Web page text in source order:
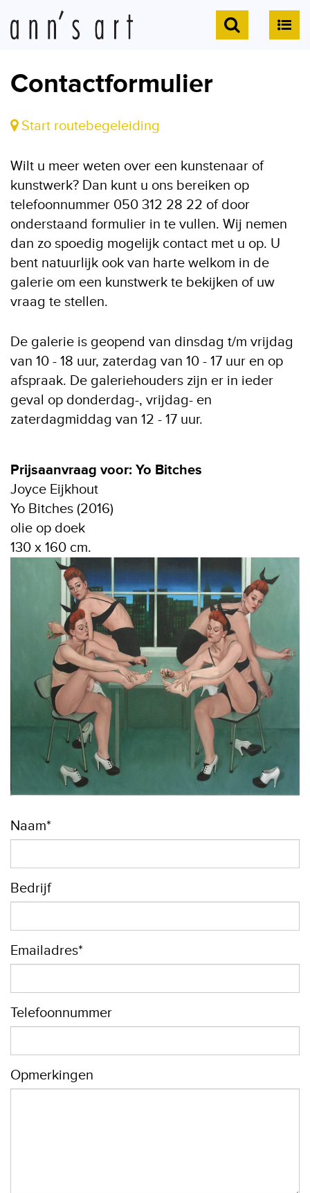
Contactformulier
Start routebegeleiding
Wilt u meer weten over een kunstenaar of
kunstwerk? Dan kunt u ons bereiken op
telefoonnummer 050 312 28 22 of door
onderstaand formulier in te vullen. Wij nemen
dan zo spoedig mogelijk contact met u op. U
bent natuurlijk ook van harte welkom in de
galerie om een kunstwerk te bekijken of uw
vraag te stellen.
De galerie is geopend van dinsdag t/m vrijdag
van 10 - 18 uur, zaterdag van 10 - 17 uur en op
afspraak. De galeriehouders zijn er in ieder
geval op donderdag-, vrijdag- en
zaterdagmiddag van 12 - 17 uur.
Prijsaanvraag voor: Yo Bitches
Joyce Eijkhout
Yo Bitches (2016)
olie op doek
130 x 160 cm.
Naam*
Bedrijf
Emailadres*
Telefoonnummer
Opmerkingen